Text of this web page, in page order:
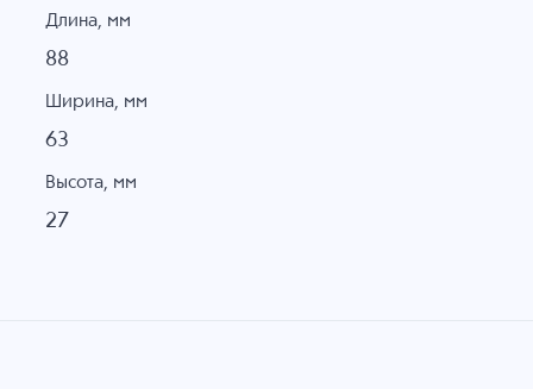
Длина, мм
88
Ширина, мм
63
Высота, мм
27